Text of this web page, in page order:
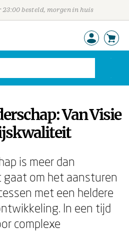
23:00 besteld, morgen in huis
Van Visie
is meer dan
gaat om het aansturen
met een heldere
In een tijd
complexe